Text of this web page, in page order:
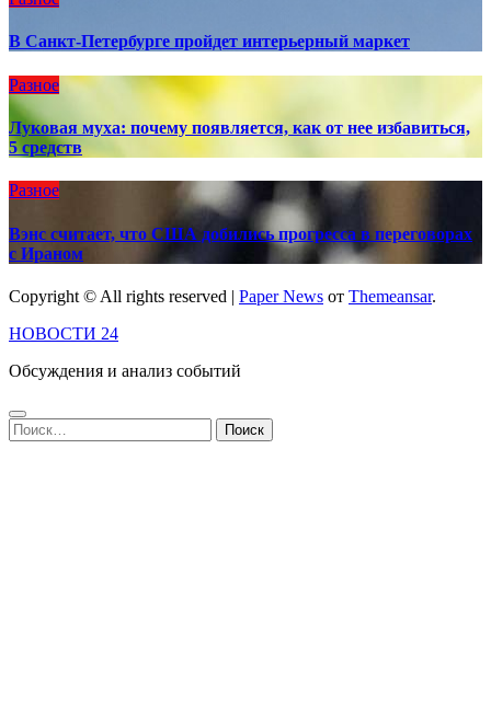
В Санкт-Петербурге пройдет интерьерный маркет
Разное
Луковая муха: почему появляется, как от нее избавиться,
5 средств
Разное
Вэнс считает, что США добились прогресса в переговорах
с Ираном
Copyright © All rights reserved | Paper News от Themeansar.
НОВОСТИ 24
Обсуждения и анализ событий
Найти: